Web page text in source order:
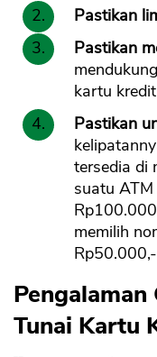
Pastikan
Pastikan
kartu
Pastikan
tersedia di
suatu
memilih
Pengalaman
Tunai Kartu